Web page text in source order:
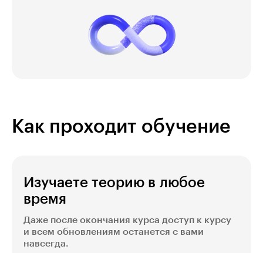
Как проходит обучение
Изучаете теорию в любое
время
Даже после окончания курса доступ к курсу
и всем обновлениям останется с вами
навсегда.